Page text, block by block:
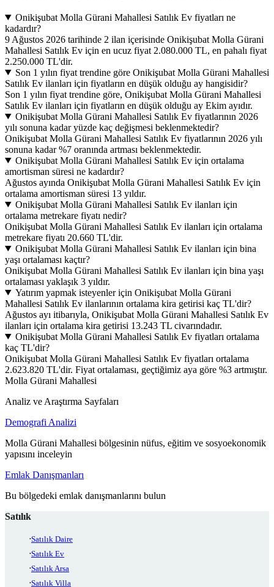
Onikişubat Molla Gürani Mahallesi Satılık Ev fiyatları ne
kadardır?
9 Ağustos 2026 tarihinde 2 ilan içerisinde Onikişubat Molla Gürani
Mahallesi Satılık Ev için en ucuz fiyat 2.080.000 TL, en pahalı fiyat
2.250.000 TL'dir.
Son 1 yılın fiyat trendine göre Onikişubat Molla Gürani Mahallesi
Satılık Ev ilanları için fiyatların en düşük olduğu ay hangisidir?
Son 1 yılın fiyat trendine göre, Onikişubat Molla Gürani Mahallesi
Satılık Ev ilanları için fiyatların en düşük olduğu ay Ekim ayıdır.
Onikişubat Molla Gürani Mahallesi Satılık Ev fiyatlarının 2026
yılı sonuna kadar yüzde kaç değişmesi beklenmektedir?
Onikişubat Molla Gürani Mahallesi Satılık Ev fiyatlarının 2026 yılı
sonuna kadar %7 oranında artması beklenmektedir.
Onikişubat Molla Gürani Mahallesi Satılık Ev için ortalama
amortisman süresi ne kadardır?
Ağustos ayında Onikişubat Molla Gürani Mahallesi Satılık Ev için
ortalama amortisman süresi 13 yıldır.
Onikişubat Molla Gürani Mahallesi Satılık Ev ilanları için
ortalama metrekare fiyatı nedir?
Onikişubat Molla Gürani Mahallesi Satılık Ev ilanları için ortalama
metrekare fiyatı 20.660 TL'dir.
Onikişubat Molla Gürani Mahallesi Satılık Ev ilanları için bina
yaşı ortalaması kaçtır?
Onikişubat Molla Gürani Mahallesi Satılık Ev ilanları için bina yaşı
ortalaması yaklaşık 3 yıldır.
Yatırım yapmak isteyenler için Onikişubat Molla Gürani
Mahallesi Satılık Ev ilanlarının ortalama kira getirisi kaç TL'dir?
Ağustos ayı itibarıyla, Onikişubat Molla Gürani Mahallesi Satılık Ev
ilanları için ortalama kira getirisi 13.243 TL civarındadır.
Onikişubat Molla Gürani Mahallesi Satılık Ev fiyatları ortalama
kaç TL'dir?
Onikişubat Molla Gürani Mahallesi Satılık Ev fiyatları ortalama
2.623.820 TL'dir. Fiyat ortalaması, geçtiğimiz aya göre %3 artmıştır.
Molla Gürani Mahallesi
Analiz ve Araştırma Sayfaları
Demografi Analizi
Molla Gürani Mahallesi bölgesinin nüfus, eğitim ve sosyoekonomik
yapısını inceleyin
Emlak Danışmanları
Bu bölgedeki emlak danışmanlarını bulun
Satılık
Satılık Daire
Satılık Ev
Satılık Arsa
Satılık Villa